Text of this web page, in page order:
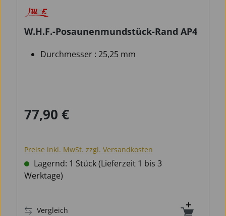
W.H.F.-Posaunenmundstück-Rand AP4
Durchmesser : 25,25 mm
Regulärer Preis:
77,90 €
Preise inkl. MwSt. zzgl. Versandkosten
Lagernd: 1 Stück (Lieferzeit 1 bis 3
Werktage)
Vergleich